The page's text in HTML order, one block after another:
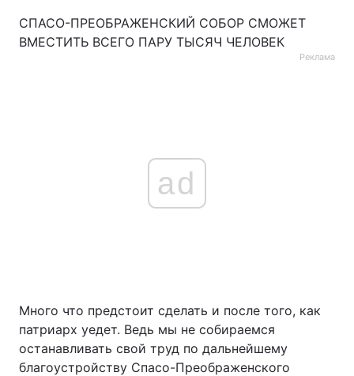
СПАСО-ПРЕОБРАЖЕНСКИЙ СОБОР СМОЖЕТ
ВМЕСТИТЬ ВСЕГО ПАРУ ТЫСЯЧ ЧЕЛОВЕК
Реклама
ad
Много что предстоит сделать и после того, как
патриарх уедет. Ведь мы не собираемся
останавливать свой труд по дальнейшему
благоустройству Спасо-Преображенского